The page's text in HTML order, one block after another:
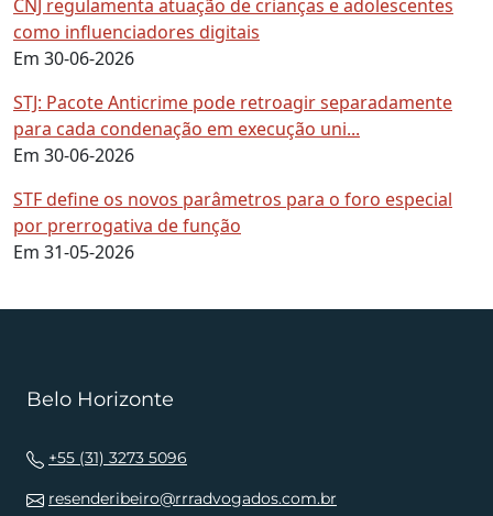
CNJ regulamenta atuação de crianças e adolescentes
como influenciadores digitais
Em 30-06-2026
STJ: Pacote Anticrime pode retroagir separadamente
para cada condenação em execução uni...
Em 30-06-2026
STF define os novos parâmetros para o foro especial
por prerrogativa de função
Em 31-05-2026
Belo Horizonte
+55 (31) 3273 5096
resenderibeiro@rrradvogados.com.br